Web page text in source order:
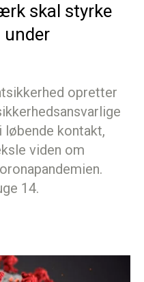
skal styrke
under
opretter
kontakt,
viden om
14.